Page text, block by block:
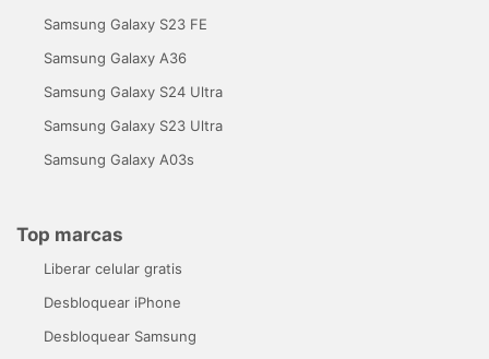
Samsung Galaxy S23 FE
Samsung Galaxy A36
Samsung Galaxy S24 Ultra
Samsung Galaxy S23 Ultra
Samsung Galaxy A03s
Top marcas
Liberar celular gratis
Desbloquear iPhone
Desbloquear Samsung